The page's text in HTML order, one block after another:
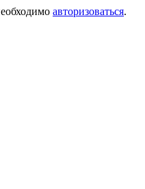
авторизоваться.